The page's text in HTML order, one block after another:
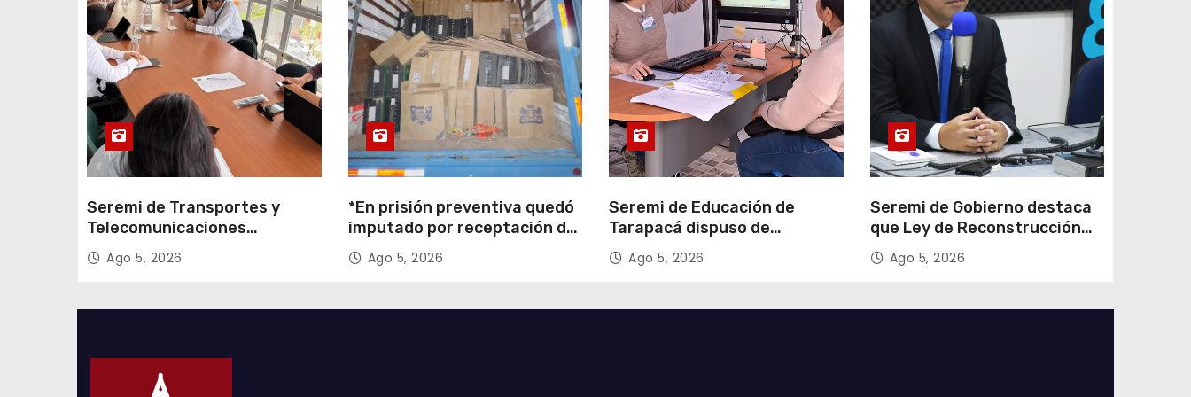
r
a
d
a
s
Seremi de Transportes y
Telecomunicaciones
encabezó primera mesa de
coordinación para el retiro de
Ago 5, 2026
*En prisión preventiva quedó
imputado por receptación de
cigarrillos avaluados en
$1.600 millones*
Ago 5, 2026
Seremi de Educación de
Tarapacá dispuso de
facilitadores para apoyar
proceso de Admisión Escolar
Ago 5, 2026
Seremi de Gobierno destaca
que Ley de Reconstrucción
Nacional impulsará la
inversión y el empleo en
Ago 5, 2026